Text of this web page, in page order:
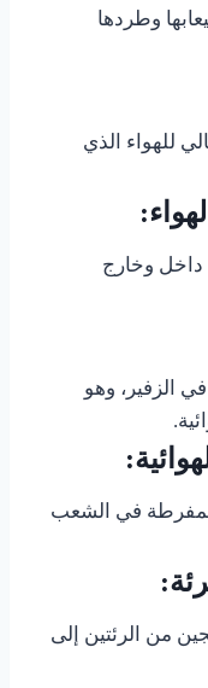
وطردها
للهواء الذي
وخارج
الزفير، وهو
في الشعب
من الرئتين إلى